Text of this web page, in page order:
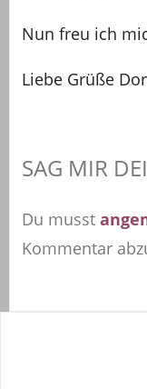
Nun freu ich
Liebe Grüße
SAG MIR
Du musst
Kommentar